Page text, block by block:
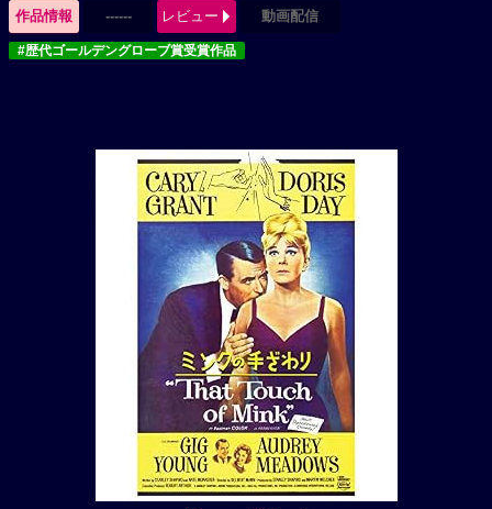
作品情報 ------ レビュー 動画配信
#歴代ゴールデングローブ賞受賞作品